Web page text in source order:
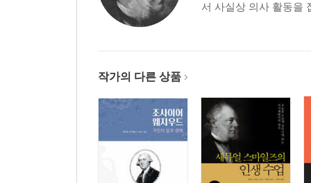
서 사실상 의사 활동을
작가의 다른 상품